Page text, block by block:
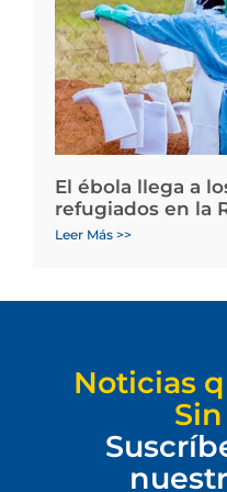
El ébola llega a
refugiados en la
Leer Más >>
Noticias